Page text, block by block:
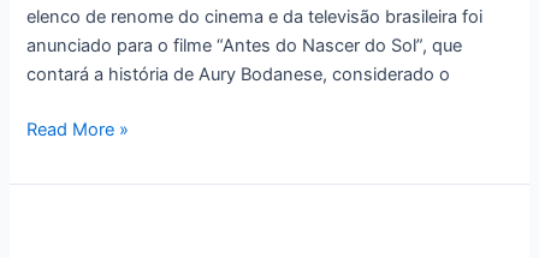
elenco de renome do cinema e da televisão brasileira foi
anunciado para o filme “Antes do Nascer do Sol”, que
contará a história de Aury Bodanese, considerado o
do
Cooperativismo
Brasileiro
Read More »